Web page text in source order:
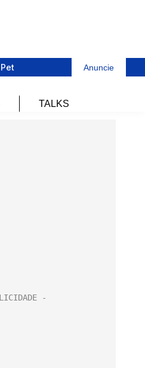
Pet Anuncie
TALKS